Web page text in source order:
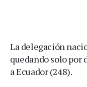
La delegación
quedando solo por
a Ecuador (248).